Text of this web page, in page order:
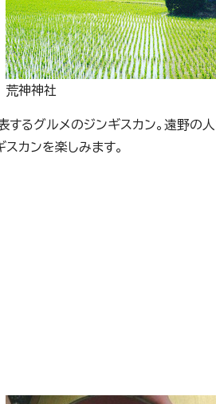
荒神神社
するグルメのジンギスカン。遠野の
スカンを楽しみます。